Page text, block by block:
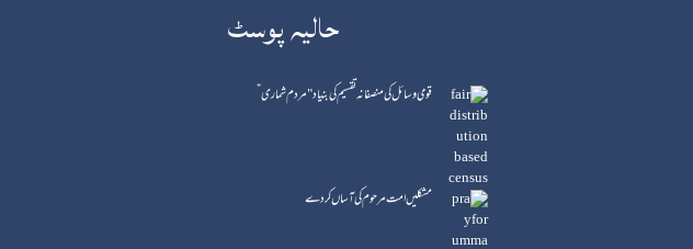
حالیہ پوسٹ
قومی وسائل کی منصفانہ تقسیم کی بنیاد "مردم شماری”
مشکلیں امت مرحوم کی آساں کردے